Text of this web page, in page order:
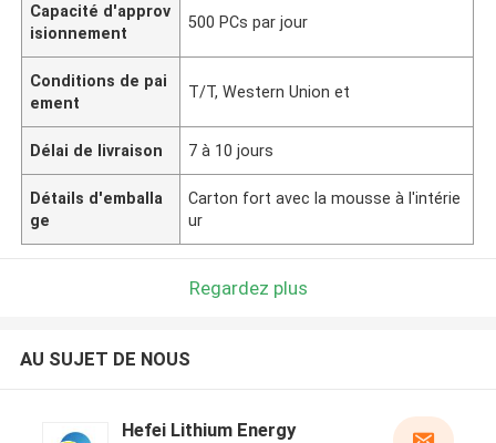
Capacité d'approv
isionnement
500 PCs par jour
Conditions de pai
ement
T/T, Western Union et
Délai de livraison 7 à 10 jours
Détails d'emballa
ge
Carton fort avec la mousse à l'intérie
ur
Regardez plus
AU SUJET DE NOUS
Hefei Lithium Energy